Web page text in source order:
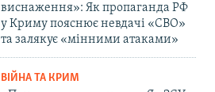
виснаження»: Як пропаганда РФ
у Криму пояснює невдачі «СВО»
та залякує «мінними атаками»
ВІЙНА ТА КРИМ